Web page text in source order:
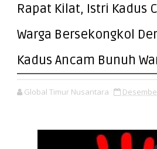
Rapat Kilat, Istri Kadus
Warga Bersekongkol
Kadus Ancam Bunuh
Global Timur Nusantara